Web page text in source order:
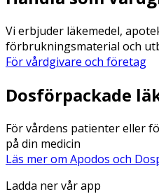
Vi erbjuder läkemedel,
förbrukningsmaterial och
För vårdgivare och företag
Dosförpackade
För vårdens patienter eller
på din medicin
Läs mer om Apodos och
Ladda ner vår app